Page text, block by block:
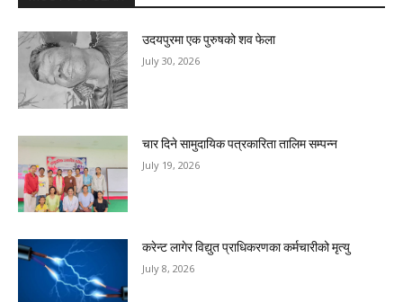
उदयपुरमा एक पुरुषको शव फेला
July 30, 2026
चार दिने सामुदायिक पत्रकारिता तालिम सम्पन्न
July 19, 2026
करेन्ट लागेर विद्युत प्राधिकरणका कर्मचारीको मृत्यु
July 8, 2026